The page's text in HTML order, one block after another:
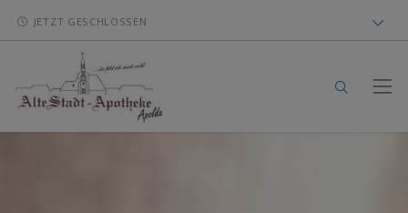
JETZT GESCHLOSSEN